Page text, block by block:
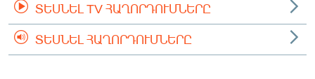
ՏԵՍՆԵԼ TV ՀԱՂՈՐԴՈՒՄՆԵՐԸ
ՏԵՍՆԵԼ ՀԱՂՈՐԴՈՒՄՆԵՐԸ